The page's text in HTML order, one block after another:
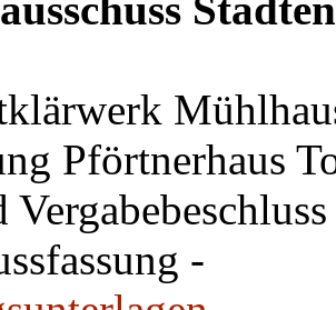
Pförtnerhaus
Vergabebeschluss
-